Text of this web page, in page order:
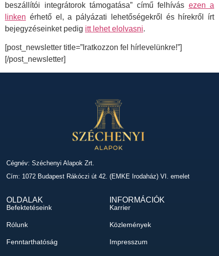
beszállítói integrátorok támogatása” című felhívás ezen a
linken érhető el, a pályázati lehetőségekről és hírekről írt
bejegyzéseinket pedig itt lehet elolvasni.
[post_newsletter title=”Iratkozzon fel hírlevelünkre!”]
[/post_newsletter]
Cégnév: Széchenyi Alapok Zrt.
Cím: 1072 Budapest Rákóczi út 42. (EMKE Irodaház) VI. emelet
OLDALAK
Befektetéseink
Rólunk
Fenntarthatóság
INFORMÁCIÓK
Karrier
Közlemények
Impresszum